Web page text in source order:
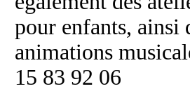
pour enfants, ainsi
animations
15 83 92 06